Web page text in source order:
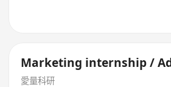
Marketing internship /
愛量科研